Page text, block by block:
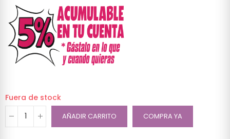
Fuera de stock
AÑADIR CARRITO COMPRA YA